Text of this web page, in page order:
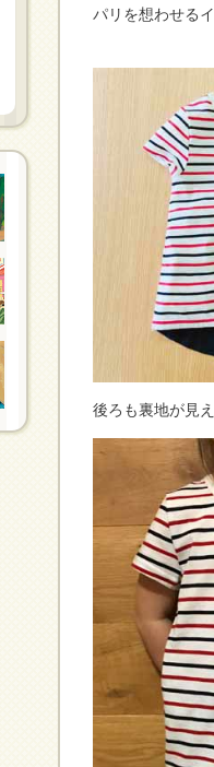
パリを想わせ
後ろも裏地が見